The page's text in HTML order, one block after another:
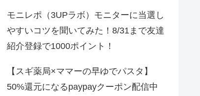
モニレポ（3UPラボ）モニターに当選し
やすいコツを聞いてみた！8/31まで友達
紹介登録で1000ポイント！
【スギ薬局×ママーの早ゆでパスタ】
50%還元になるpaypayクーポン配信中